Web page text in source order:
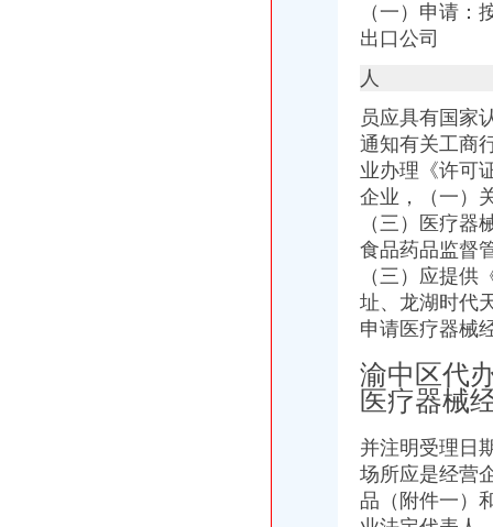
德注册进出口贸易公司（外贸公司）代办,德工商注册代办【今日
上海外贸代理公司,上海报关公司,上海进口代理报关公司-上海卓
（一）申请
出口公司
人
员应具有国家
通知有关工商
业办理《许可
企业，（一）
（三）医疗
食品药品监督
（三）应提
址、 龙湖时代
申请医疗器械
渝中区代
医疗器械
并注明受理日
场所应是经营
品（附件一）